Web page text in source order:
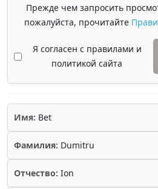
Прежде чем запросить
пожалуйста, прочитайте
Я согласен с правилами и
политикой сайта
Имя: Bet
Фамилия: Dumitru
Отчество: Ion